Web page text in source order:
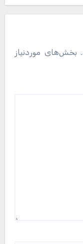
بخش‌های موردنیاز